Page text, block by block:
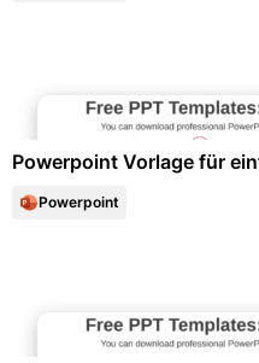
Powerpoint Vorlage für
Powerpoint